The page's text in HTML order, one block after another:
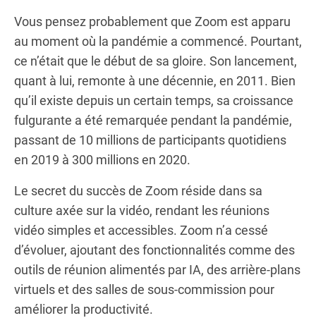
Vous pensez probablement que Zoom est apparu
au moment où la pandémie a commencé. Pourtant,
ce n’était que le début de sa gloire. Son lancement,
quant à lui, remonte à une décennie, en 2011. Bien
qu’il existe depuis un certain temps, sa croissance
fulgurante a été remarquée pendant la pandémie,
passant de 10 millions de participants quotidiens
en 2019 à 300 millions en 2020.
Le secret du succès de Zoom réside dans sa
culture axée sur la vidéo, rendant les réunions
vidéo simples et accessibles. Zoom n’a cessé
d’évoluer, ajoutant des fonctionnalités comme des
outils de réunion alimentés par IA, des arrière-plans
virtuels et des salles de sous-commission pour
améliorer la productivité.